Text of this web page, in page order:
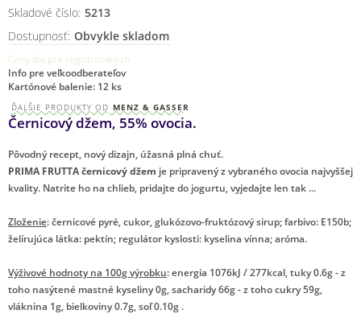
Skladové číslo: 5213
Dostupnosť: Obvykle skladom
Ceny iba pre registrovaných
Info pre veľkoodberateľov
Kartónové balenie: 12 ks
ĎALŠIE PRODUKTY OD MENZ & GASSER
Černicový džem, 55% ovocia.
Pôvodný recept, nový dizajn, úžasná plná chuť.
PRIMA FRUTTA černicový džem je pripravený z vybraného ovocia najvyššej
kvality. Natrite ho na chlieb, pridajte do jogurtu, vyjedajte len tak ...
Zloženie: černicové pyré, cukor, glukózovo-fruktózový sirup; farbivo: E150b;
želírujúca látka: pektín; regulátor kyslosti: kyselina vínna; aróma.
Výživové hodnoty na 100g výrobku: energia 1076kJ / 277kcal, tuky 0.6g - z
toho nasýtené mastné kyseliny 0g, sacharidy 66g - z toho cukry 59g,
vláknina 1g, bielkoviny 0.7g, soľ 0.10g .